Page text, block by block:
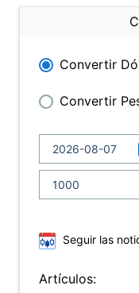
Convertir
Convertir
Seguir las
Artículos: